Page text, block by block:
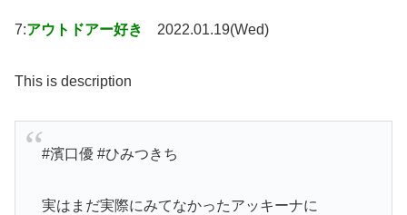
7:アウトドアー好き 2022.01.19(Wed)
This is description
#濱口優 #ひみつきち
実はまだ実際にみてなかったアッキーナに